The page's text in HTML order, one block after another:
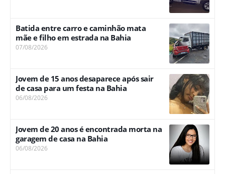
Batida entre carro e caminhão mata
mãe e filho em estrada na Bahia
07/08/2026
Jovem de 15 anos desaparece após sair
de casa para um festa na Bahia
06/08/2026
Jovem de 20 anos é encontrada morta na
garagem de casa na Bahia
06/08/2026